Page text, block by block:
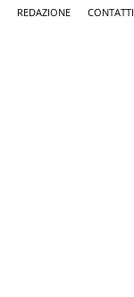
REDAZIONE CONTATTI